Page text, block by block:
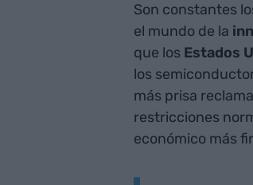
Son constantes
el mundo de la
que los Estados
los
más prisa
restricciones
económico más